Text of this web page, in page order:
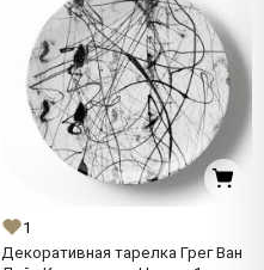
1
Декоративная тарелка Грег Ван